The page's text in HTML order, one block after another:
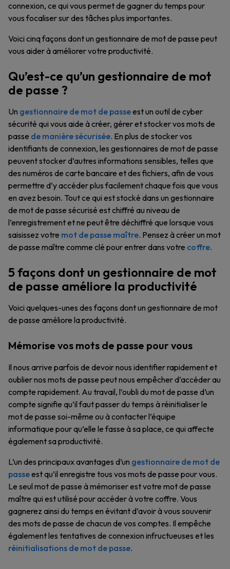
connexion, ce qui vous permet de gagner du temps pour
vous focaliser sur des tâches plus importantes.
Voici cinq façons dont un gestionnaire de mot de passe peut
vous aider à améliorer votre productivité.
Qu’est-ce qu’un gestionnaire de mot
de passe ?
Un gestionnaire de mot de passeest un outil de cyber
sécurité qui vous aide à créer, gérer et stocker vos mots de
passe de manière sécurisée. En plus de stocker vos
identifiants de connexion, les gestionnaires de mot de passe
peuvent stocker d’autres informations sensibles, telles que
des numéros de carte bancaire et des fichiers, afin de vous
permettre d’y accéder plus facilement chaque fois que vous
en avez besoin. Tout ce qui est stocké dans un gestionnaire
de mot de passe sécurisé est chiffré au niveau de
l’enregistrement et ne peut être déchiffré que lorsque vous
saisissez votre mot de passe maître. Pensez à créer un mot
de passe maître comme clé pour entrer dans votre coffre.
5 façons dont un gestionnaire de mot
de passe améliore la productivité
Voici quelques-unes des façons dont un gestionnaire de mot
de passe améliore la productivité.
Mémorise vos mots de passe pour vous
Il nous arrive parfois de devoir nous identifier rapidement et
oublier nos mots de passe peut nous empêcher d’accéder au
compte rapidement. Au travail, l’oubli du mot de passe d’un
compte signifie qu’il faut passer du temps à réinitialiser le
mot de passe soi-même ou à contacter l’équipe
informatique pour qu’elle le fasse à sa place, ce qui affecte
également sa productivité.
L’un des principaux avantages d’un gestionnaire de mot de
passeest qu’il enregistre tous vos mots de passe pour vous.
Le seul mot de passe à mémoriser est votre mot de passe
maître qui est utilisé pour accéder à votre coffre. Vous
gagnerez ainsi du temps en évitant d’avoir à vous souvenir
des mots de passe de chacun de vos comptes. Il empêche
également les tentatives de connexion infructueuses et les
réinitialisations de mot de passe.